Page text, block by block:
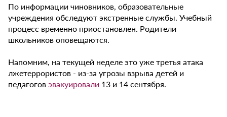
По информации чиновников, образовательные
учреждения обследуют экстренные службы. Учебный
процесс временно приостановлен. Родители
школьников оповещаются.
Напомним, на текущей неделе это уже третья атака
лжетеррористов - из-за угрозы взрыва детей и
педагоговэвакуировали 13 и 14 сентября.